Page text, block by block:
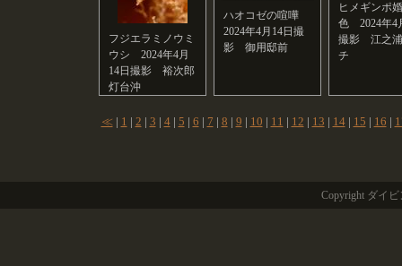
フジエラミノウミ
ウシ 2024年4月
14日撮影 裕次郎
灯台沖
ハオコゼの喧嘩
2024年4月14日撮
影 御用邸前
ヒメギンポ
色 2024年4
撮影 江之
チ
≪| 1 | 2 | 3 | 4| 5 | 6 | 7 | 8 | 9 | 10 | 11 | 12 | 13 | 14| 15 | 16 |
Copyright ダイ